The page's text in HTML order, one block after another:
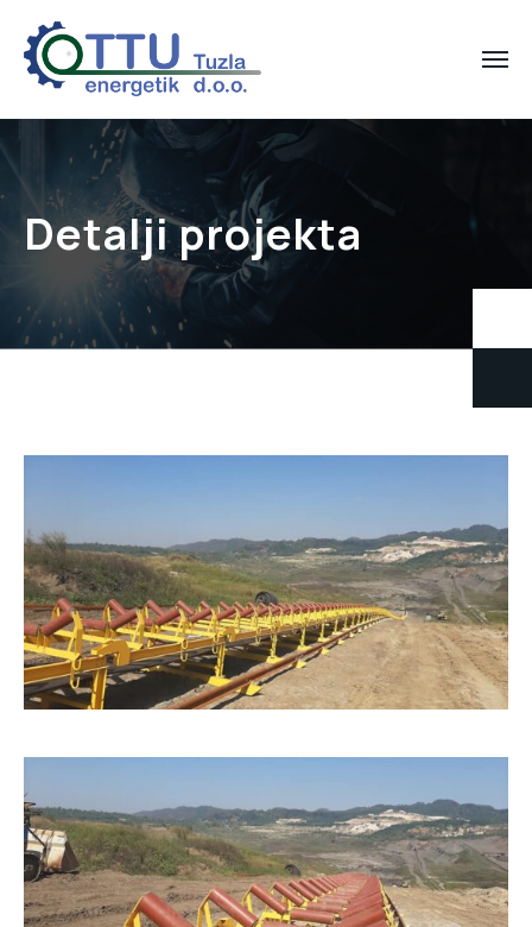
Detalji projekta